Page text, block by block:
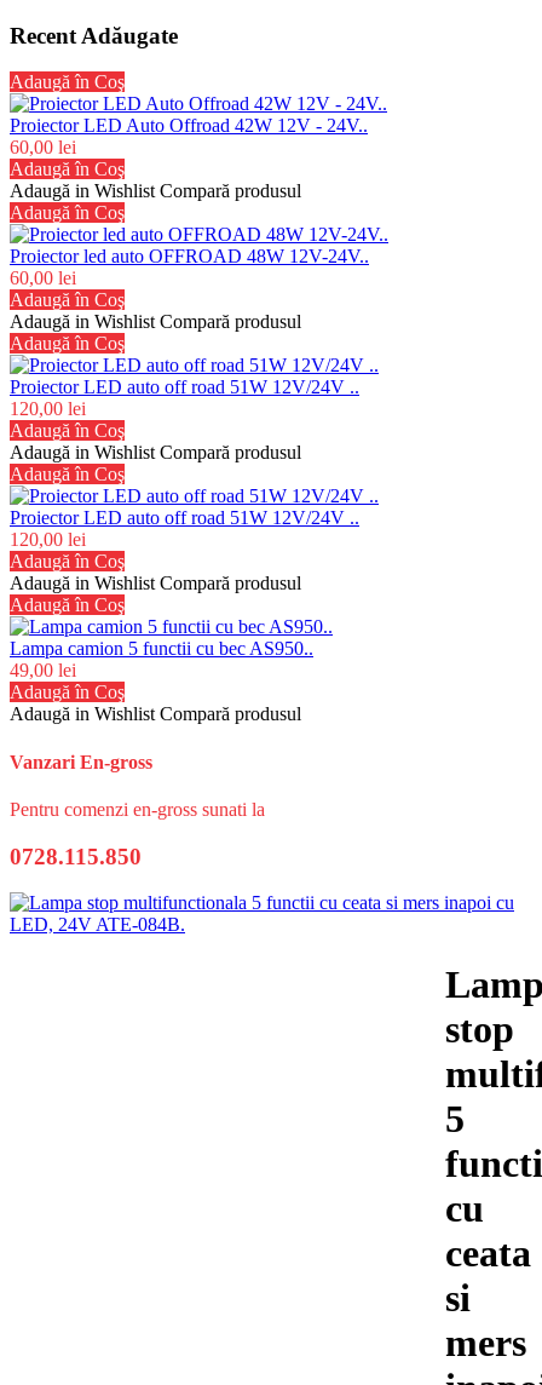
Recent Adăugate
Adaugă în Coş
Proiector LED Auto Offroad 42W 12V - 24V..
60,00 lei
Adaugă în Coş
Adaugă in Wishlist Compară produsul
Adaugă în Coş
Proiector led auto OFFROAD 48W 12V-24V..
60,00 lei
Adaugă în Coş
Adaugă in Wishlist Compară produsul
Adaugă în Coş
Proiector LED auto off road 51W 12V/24V ..
120,00 lei
Adaugă în Coş
Adaugă in Wishlist Compară produsul
Adaugă în Coş
Proiector LED auto off road 51W 12V/24V ..
120,00 lei
Adaugă în Coş
Adaugă in Wishlist Compară produsul
Adaugă în Coş
Lampa camion 5 functii cu bec AS950..
49,00 lei
Adaugă în Coş
Adaugă in Wishlist Compară produsul
Vanzari En-gross
Pentru comenzi en-gross sunati la
0728.115.850
stop
5
cu
ceata
si
mers